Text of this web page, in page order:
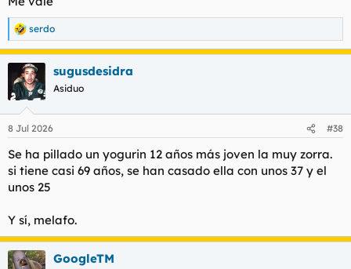
R
e
a
c
i
e
:
serdo
sugusdesidra
Asiduo
8 Jul 2026 #38
Se ha pillado un yogurin 12 años más joven la muy zorra.
si tiene casi 69 años, se han casado ella con unos 37 y el
unos 25
Y sí, melafo.
GoogleTM